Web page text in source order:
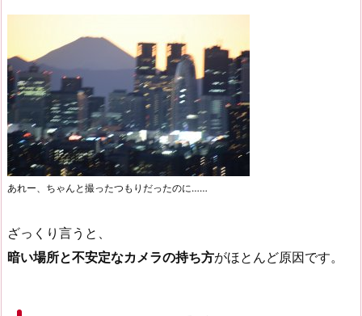
あれー、ちゃんと撮ったつもりだったのに……
ざっくり言うと、
暗い場所と不安定なカメラの持ち方がほとんど原因です。